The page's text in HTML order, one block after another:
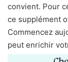
convient. Pour
ce supplément
Commencez
peut enrichir